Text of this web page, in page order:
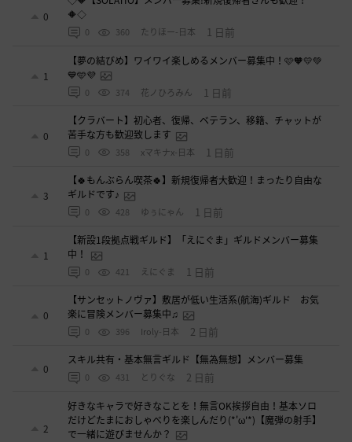
0
🔶◇
0 360 たりほー-日本 1 日前
1
【夢の結びめ】ワイワイ楽しめるメンバー募集中！🩷🧡💛💚
💙🩵💜
0 374 花ノひろみん 1 日前
0
【クラバート】初心者、復帰、ベテラン、移籍、チャットが
苦手な方も歓迎致します
0 358 xマキナx-日本 1 日前
3
【🍀もんぶらん喫茶🍀】新規復帰者大歓迎！まったり自由な
ギルドです♪
0 428 ゆぅにゃん 1 日前
1
【新設1段拠点戦ギルド】「えにぐま」ギルドメンバー募集
中！
0 421 えにぐま 1 日前
0
【サンセットノヴァ】敷居が低い生活系(航海)ギルド お気
楽に冒険メンバー募集中♫
0 396 Iroly-日本 2 日前
0
スキル共有・基本無言ギルド【無為無想】メンバー募集
0 431 とりぐな 2 日前
2
好きなキャラで好きなことを！無言OK挨拶自由！基本ソロ
だけどたまにおしゃべりを楽しんだり(*'ω'*)【魔弾の射手】
で一緒に遊びませんか？